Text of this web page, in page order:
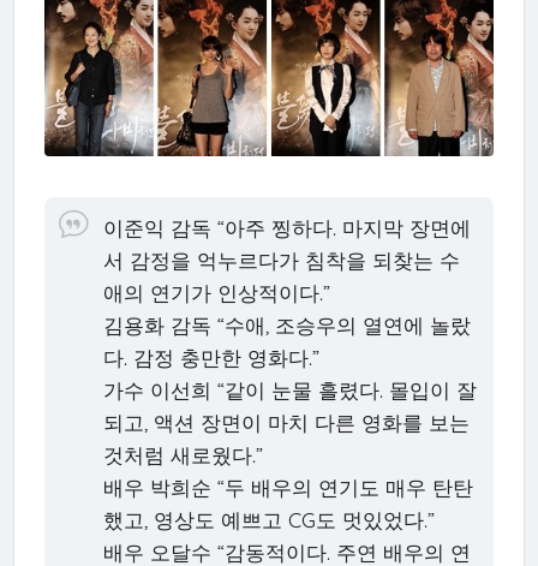
이준익 감독 “아주 찡하다. 마지막 장면에
서 감정을 억누르다가 침착을 되찾는 수
애의 연기가 인상적이다.”
김용화 감독 “수애, 조승우의 열연에 놀랐
다. 감정 충만한 영화다.”
가수 이선희 “같이 눈물 흘렸다. 몰입이 잘
되고, 액션 장면이 마치 다른 영화를 보는
것처럼 새로웠다.”
배우 박희순 “두 배우의 연기도 매우 탄탄
했고, 영상도 예쁘고 CG도 멋있었다.”
배우 오달수 “감동적이다. 주연 배우의 연